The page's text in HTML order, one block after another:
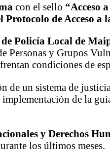
con el sello “Acceso
de Acceso a
Policía Local de
Personas y Grupos
condiciones de
un sistema de
implementación de la
y Derechos
los últimos meses.